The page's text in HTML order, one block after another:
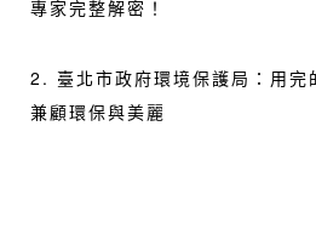
專家完整解密！
2. 臺北市政府環境保護局：用完
兼顧環保與美麗